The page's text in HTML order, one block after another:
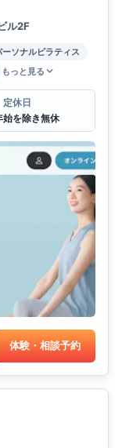
ル2F
ーソナルピラティス
もっと見る
定休日
始を除き無休
体験・相談予約